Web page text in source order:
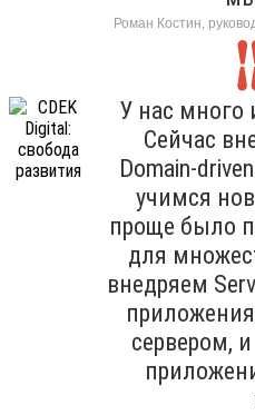
Роман Костин,
У нас много
Сейчас
Domain-
учимся
проще было
для
внедряем
сервером,